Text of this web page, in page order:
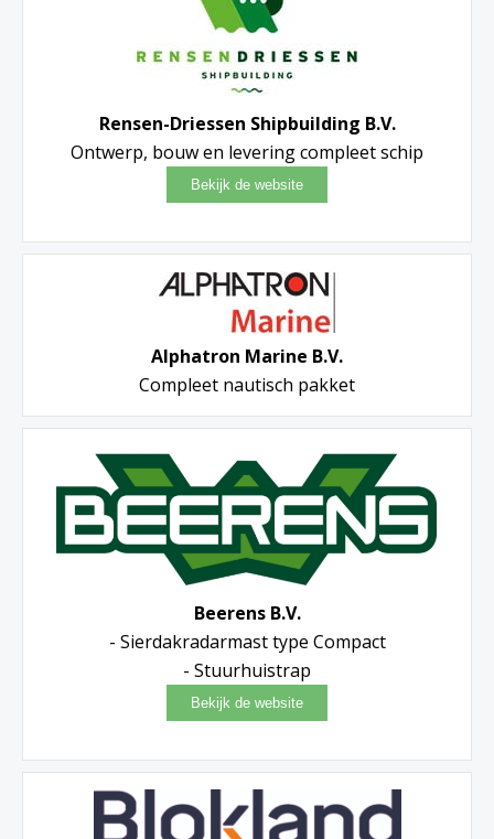
Rensen-Driessen Shipbuilding B.V.
Ontwerp, bouw en levering compleet schip
Alphatron Marine B.V.
Compleet nautisch pakket
Beerens B.V.
- Sierdakradarmast type Compact
- Stuurhuistrap